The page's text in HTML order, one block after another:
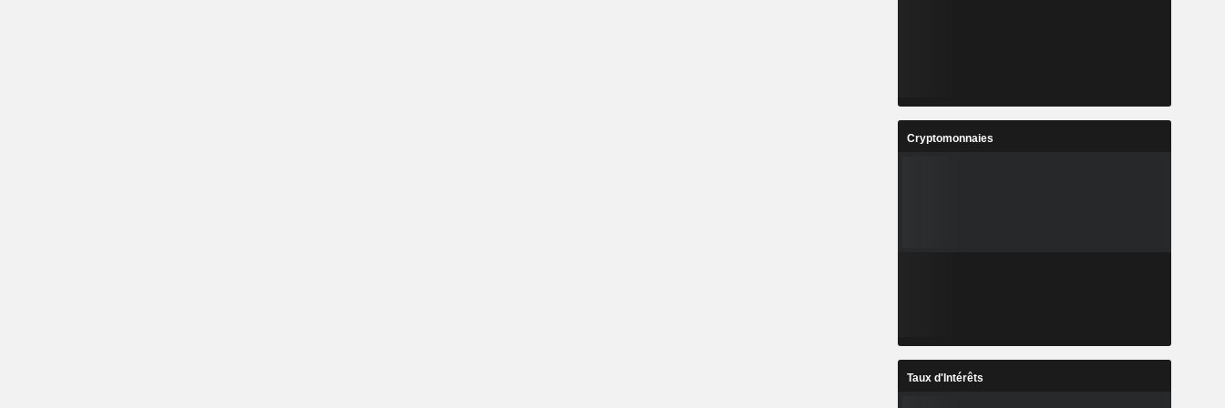
Cryptomonnaies
Taux d'Intérêts